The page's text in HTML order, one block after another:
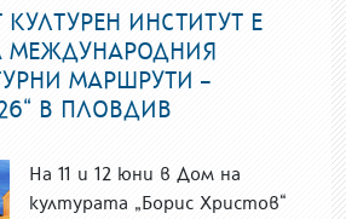
ИНСТИТУТ Е
МЕЖДУНАРОДНИЯ
МАРШРУТИ –
В ПЛОВДИВ
На 11 и 12 юни в Дом на
културата „Борис Христов“